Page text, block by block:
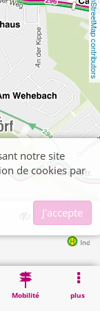
OpenStreetMap contributors
Mobilité plus
Inden/Altdorf
(POI)
notre site
de cookies par
J'accepte